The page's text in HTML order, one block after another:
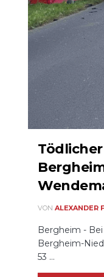
VON ALEXANDER
Bergheim -
Bergheim-
53 ...